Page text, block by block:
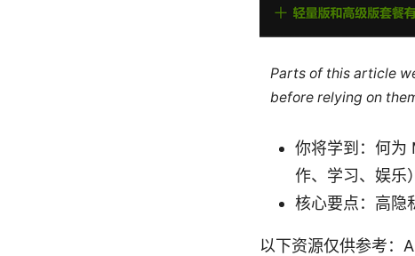
Parts of this article
before relying on
你将学到：何为
作、学习、娱乐
核心要点：高隐
以下资源仅供参考